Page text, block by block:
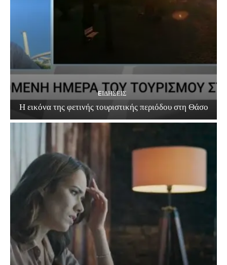
EΙΔΗΣΕΙΣ
Η εικόνα της φετινής τουριστικής περιόδου στη Θάσο